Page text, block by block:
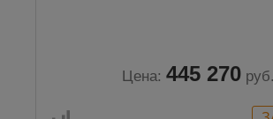
Цена: 445 270 руб.